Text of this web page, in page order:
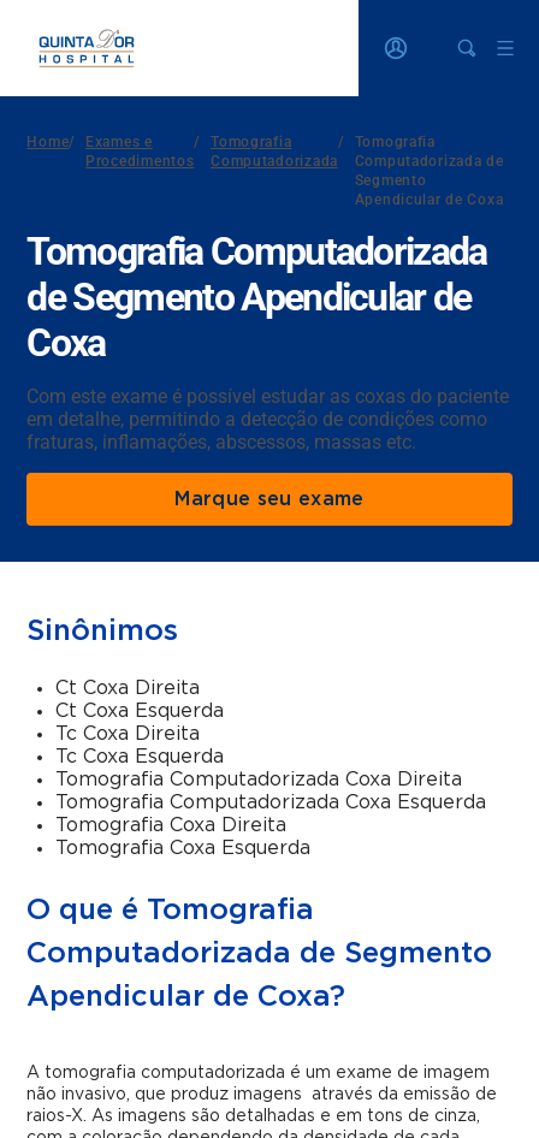
Home/
Exames e
Procedimentos
/
Tomografia
Computadorizada
/
Tomografia
Computadorizada de
Segmento
Apendicular de Coxa
Tomografia Computadorizada
de Segmento Apendicular de
Coxa
Com este exame é possível estudar as coxas do paciente
em detalhe, permitindo a detecção de condições como
fraturas, inflamações, abscessos, massas etc.
Marque seu exame
Sinônimos
Ct Coxa Direita
Ct Coxa Esquerda
Tc Coxa Direita
Tc Coxa Esquerda
Tomografia Computadorizada Coxa Direita
Tomografia Computadorizada Coxa Esquerda
Tomografia Coxa Direita
Tomografia Coxa Esquerda
O que é Tomografia
Computadorizada de Segmento
Apendicular de Coxa?
A tomografia computadorizada é um exame de imagem
não invasivo, que produz imagens através da emissão de
raios-X. As imagens são detalhadas e em tons de cinza,